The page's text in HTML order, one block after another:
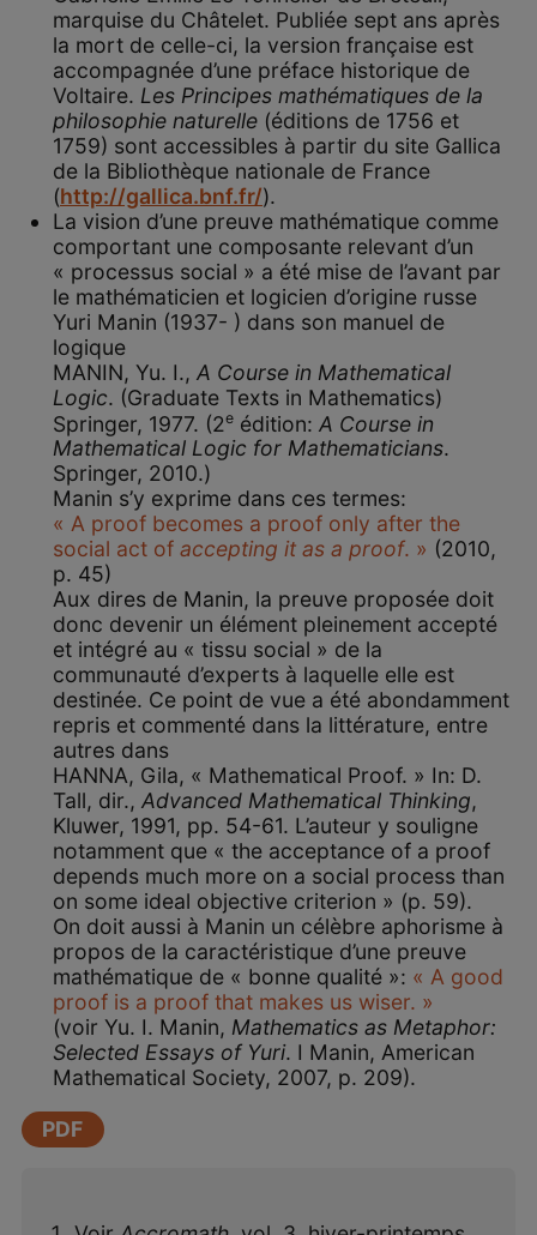
marquise du Châtelet. Publiée sept ans après
la mort de celle-ci, la version française est
accompagnée d’une préface historique de
Voltaire. Les Principes mathématiques de la
philosophie naturelle(éditions de 1756 et
1759) sont accessibles à partir du site Gallica
de la Bibliothèque nationale de France
(http://gallica.bnf.fr/).
La vision d’une preuve mathématique comme
comportant une composante relevant d’un
« processus social » a été mise de l’avant par
le mathématicien et logicien d’origine russe
Yuri Manin (1937- ) dans son manuel de
logique
MANIN, Yu. I., A Course in Mathematical
Logic. (Graduate Texts in Mathematics)
Springer, 1977. (2eédition: A Course in
Mathematical Logic for Mathematicians.
Springer, 2010.)
Manin s’y exprime dans ces termes:
« A proof becomes a proof only after the
social act of accepting it as a proof. » (2010,
p. 45)
Aux dires de Manin, la preuve proposée doit
donc devenir un élément pleinement accepté
et intégré au « tissu social » de la
communauté d’experts à laquelle elle est
destinée. Ce point de vue a été abondamment
repris et commenté dans la littérature, entre
autres dans
HANNA, Gila, « Mathematical Proof. » In: D.
Tall, dir., Advanced Mathematical Thinking,
Kluwer, 1991, pp. 54-61. L’auteur y souligne
notamment que « the acceptance of a proof
depends much more on a social process than
on some ideal objective criterion » (p. 59).
On doit aussi à Manin un célèbre aphorisme à
propos de la caractéristique d’une preuve
mathématique de « bonne qualité »: « A good
proof is a proof that makes us wiser. »
(voir Yu. I. Manin, Mathematics as Metaphor:
Selected Essays of Yuri. I Manin, American
Mathematical Society, 2007, p. 209).
PDF